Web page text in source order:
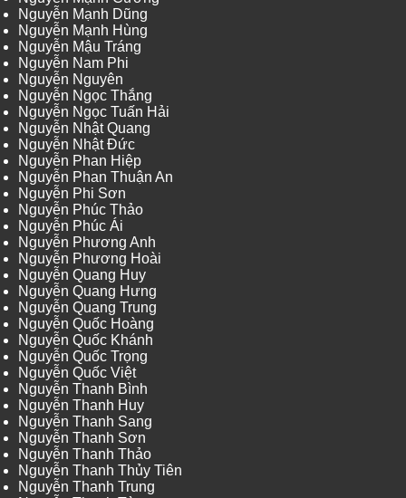
Nguyễn Mạnh Dũng
Nguyễn Mạnh Hùng
Nguyễn Mậu Tráng
Nguyễn Nam Phi
Nguyễn Nguyên
Nguyễn Ngọc Thắng
Nguyễn Ngọc Tuấn Hải
Nguyễn Nhật Quang
Nguyễn Nhật Đức
Nguyễn Phan Hiệp
Nguyễn Phan Thuận An
Nguyễn Phi Sơn
Nguyễn Phúc Thảo
Nguyễn Phúc Ái
Nguyễn Phương Anh
Nguyễn Phương Hoài
Nguyễn Quang Huy
Nguyễn Quang Hưng
Nguyễn Quang Trung
Nguyễn Quốc Hoàng
Nguyễn Quốc Khánh
Nguyễn Quốc Trọng
Nguyễn Quốc Việt
Nguyễn Thanh Bình
Nguyễn Thanh Huy
Nguyễn Thanh Sang
Nguyễn Thanh Sơn
Nguyễn Thanh Thảo
Nguyễn Thanh Thủy Tiên
Nguyễn Thanh Trung